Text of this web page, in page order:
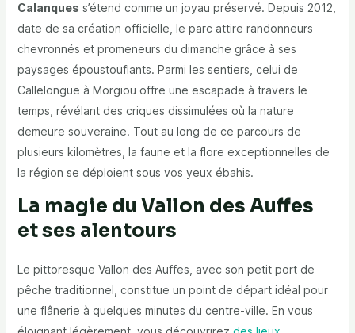
Calanques s’étend comme un joyau préservé. Depuis 2012,
date de sa création officielle, le parc attire randonneurs
chevronnés et promeneurs du dimanche grâce à ses
paysages époustouflants. Parmi les sentiers, celui de
Callelongue à Morgiou offre une escapade à travers le
temps, révélant des criques dissimulées où la nature
demeure souveraine. Tout au long de ce parcours de
plusieurs kilomètres, la faune et la flore exceptionnelles de
la région se déploient sous vos yeux ébahis.
La magie du Vallon des Auffes
et ses alentours
Le pittoresque Vallon des Auffes, avec son petit port de
pêche traditionnel, constitue un point de départ idéal pour
une flânerie à quelques minutes du centre-ville. En vous